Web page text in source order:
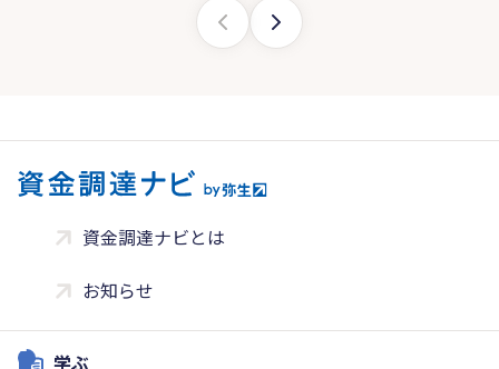
資金調達ナビとは
お知らせ
学ぶ